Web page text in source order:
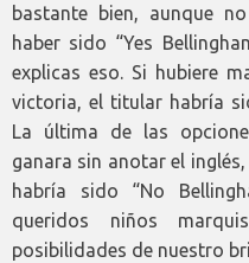
bastante bien, aunque
haber sido “Yes
explicas eso. Si hubiere
victoria, el titular habría
La última de las
ganara sin anotar el
habría sido “No
queridos niños
posibilidades de nuestro